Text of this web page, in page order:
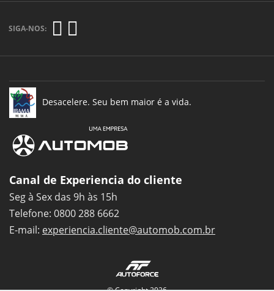
SIGA-NOS:
Desacelere. Seu bem maior é a vida.
Canal de Experiencia do cliente
Seg à Sex das 9h às 15h
Telefone: 0800 288 6662
E-mail: experiencia.cliente@automob.com.br